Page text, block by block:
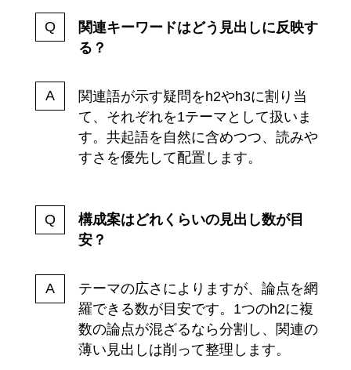
関連キーワードはどう見出しに反映す
る？
関連語が示す疑問をh2やh3に割り当
て、それぞれを1テーマとして扱いま
す。共起語を自然に含めつつ、読みや
すさを優先して配置します。
構成案はどれくらいの見出し数が目
安？
テーマの広さによりますが、論点を網
羅できる数が目安です。1つのh2に複
数の論点が混ざるなら分割し、関連の
薄い見出しは削って整理します。